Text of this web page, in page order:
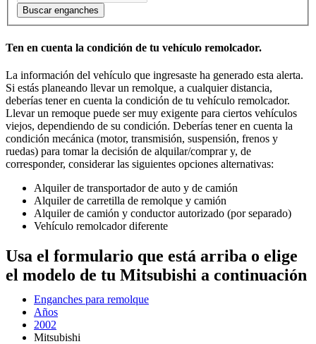
Buscar enganches
Ten en cuenta la condición de tu vehículo remolcador.
La información del vehículo que ingresaste ha generado esta alerta.
Si estás planeando llevar un remolque, a cualquier distancia,
deberías tener en cuenta la condición de tu vehículo remolcador.
Llevar un remoque puede ser muy exigente para ciertos vehículos
viejos, dependiendo de su condición. Deberías tener en cuenta la
condición mecánica (motor, transmisión, suspensión, frenos y
ruedas) para tomar la decisión de alquilar/comprar y, de
corresponder, considerar las siguientes opciones alternativas:
Alquiler de transportador de auto y de camión
Alquiler de carretilla de remolque y camión
Alquiler de camión y conductor autorizado (por separado)
Vehículo remolcador diferente
Usa el formulario que está arriba o elige
el modelo de tu Mitsubishi a continuación
Enganches para remolque
Años
2002
Mitsubishi